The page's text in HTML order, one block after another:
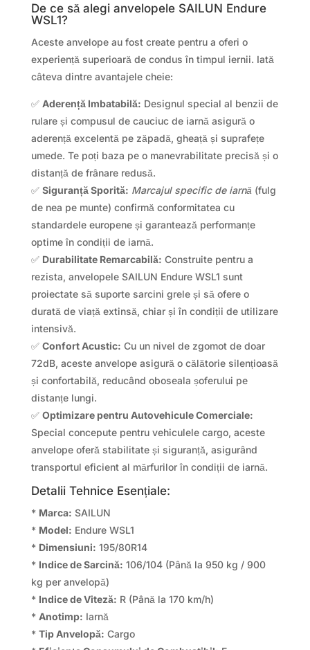
De ce să alegi anvelopele SAILUN Endure
WSL1?
Aceste anvelope au fost create pentru a oferi o
experiență superioară de condus în timpul iernii. Iată
câteva dintre avantajele cheie:
✅ Aderență Imbatabilă: Designul special al benzii de
rulare și compusul de cauciuc de iarnă asigură o
aderență excelentă pe zăpadă, gheață și suprafețe
umede. Te poți baza pe o manevrabilitate precisă și o
distanță de frânare redusă.
✅ Siguranță Sporită: Marcajul specific de iarnă (fulg
de nea pe munte) confirmă conformitatea cu
standardele europene și garantează performanțe
optime în condiții de iarnă.
✅ Durabilitate Remarcabilă: Construite pentru a
rezista, anvelopele SAILUN Endure WSL1 sunt
proiectate să suporte sarcini grele și să ofere o
durată de viață extinsă, chiar și în condiții de utilizare
intensivă.
✅ Confort Acustic: Cu un nivel de zgomot de doar
72dB, aceste anvelope asigură o călătorie silențioasă
și confortabilă, reducând oboseala șoferului pe
distanțe lungi.
✅ Optimizare pentru Autovehicule Comerciale:
Special concepute pentru vehiculele cargo, aceste
anvelope oferă stabilitate și siguranță, asigurând
transportul eficient al mărfurilor în condiții de iarnă.
Detalii Tehnice Esențiale:
* Marca: SAILUN
* Model: Endure WSL1
* Dimensiuni: 195/80R14
* Indice de Sarcină: 106/104 (Până la 950 kg / 900
kg per anvelopă)
* Indice de Viteză: R (Până la 170 km/h)
* Anotimp: Iarnă
* Tip Anvelopă: Cargo